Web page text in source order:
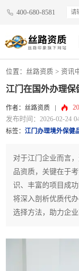
400-680-8581
位置： 丝路资质 > 资讯
江门在国外办理保
作者：丝路资质
发布时间：2026-02-24
标签： 江门办理境外保健
对于江门企业而言
品资质，关键在于
识、丰富的项目成
将深入剖析优质代
选择方法，助力企